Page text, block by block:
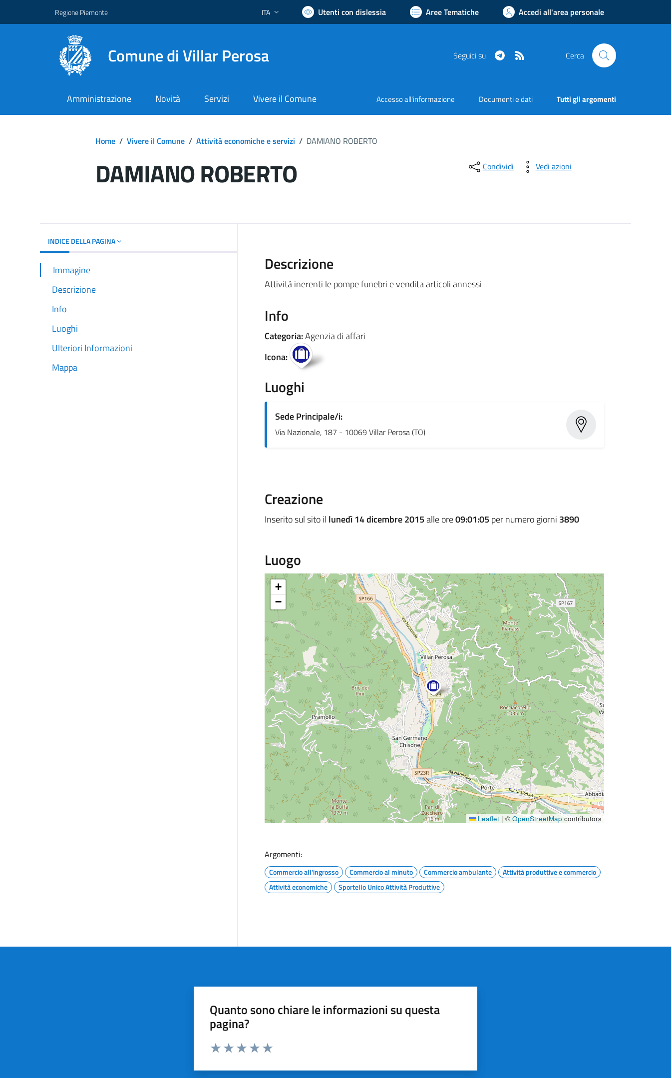
Regione Piemonte Lingua attiva:
ITA Utenti con dislessia Aree Tematiche Accedi all'area personale
Comune di Villar Perosa Seguici su Telegram Cerca
Amministrazione Novità Servizi Vivere il Comune Accesso all'informazione Documenti e dati Tutti gli argomenti
Home / Vivere il Comune / Attività economiche e servizi / DAMIANO ROBERTO
DAMIANO ROBERTO Condividi Vedi azioni
INDICE DELLA PAGINA
Immagine
Descrizione
Info
Luoghi
Ulteriori Informazioni
Mappa
Descrizione
Attività inerenti le pompe funebri e vendita articoli annessi
Info
Categoria:Agenzia di affari
Icona:
Luoghi
Sede Principale/i:
Via Nazionale, 187 - 10069 Villar Perosa (TO)
Creazione
Inserito sul sito il lunedì 14 dicembre 2015alle ore09:01:05 per numero giorni 3890
Luogo
+
−
Leaflet | © OpenStreetMap contributors
Argomenti:
Commercio all'ingrosso Commercio al minuto Commercio ambulante
Attività produttive e commercio
Attività economiche
Sportello Unico Attività Produttive
Quanto sono chiare le informazioni su questa
pagina?
Valuta da 1 a 5 stelle la pagina